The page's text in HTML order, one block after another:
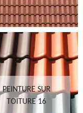
PEINTURE SUR
TOITURE 16